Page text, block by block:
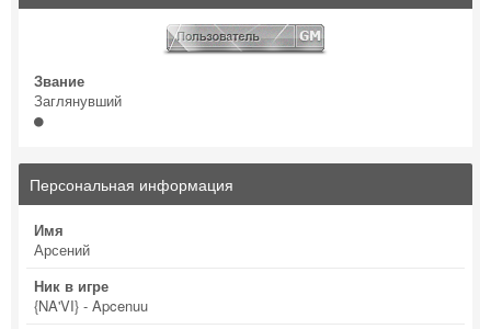
Звание
Заглянувший
Персональная информация
Имя
Арсений
Ник в игре
{NA'VI} - Apcenuu